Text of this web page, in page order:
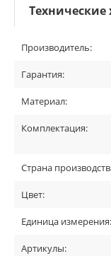
Технические
Производитель:
Гарантия:
Материал:
Комплектация:
Страна
Цвет:
Единица измерения:
Артикулы: